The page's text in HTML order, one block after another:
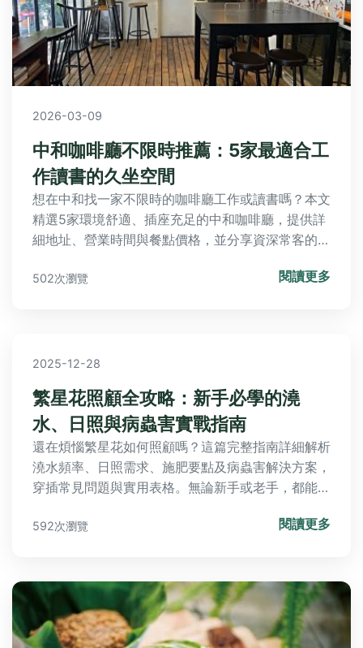
2026-03-09
中和咖啡廳不限時推薦：5家最適合工
作讀書的久坐空間
想在中和找一家不限時的咖啡廳工作或讀書嗎？本文
精選5家環境舒適、插座充足的中和咖啡廳，提供詳
細地址、營業時間與餐點價格，並分享資深常客的隱
502次瀏覽 閱讀更多
2025-12-28
繁星花照顧全攻略：新手必學的澆
水、日照與病蟲害實戰指南
還在煩惱繁星花如何照顧嗎？這篇完整指南詳細解析
澆水頻率、日照需求、施肥要點及病蟲害解決方案，
穿插常見問題與實用表格。無論新手或老手，都能輕
592次瀏覽 閱讀更多